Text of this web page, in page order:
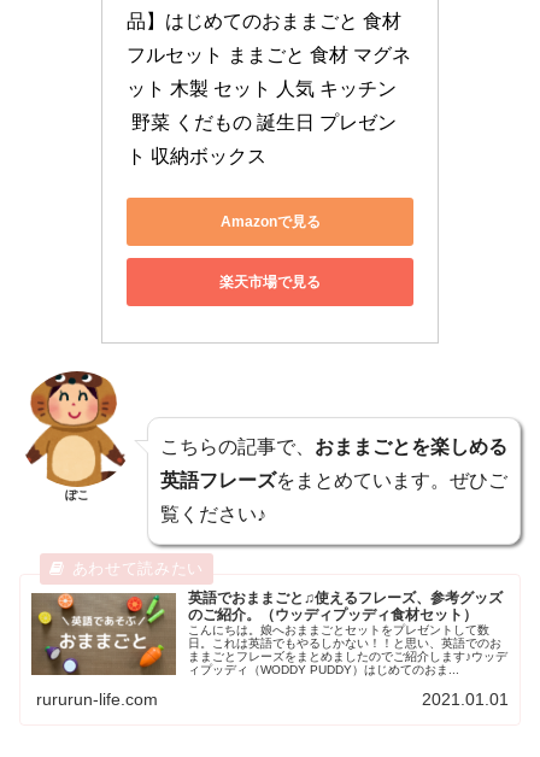
品】はじめてのおままごと 食材
フルセット ままごと 食材 マグネ
ット 木製 セット 人気 キッチン
野菜 くだもの 誕生日 プレゼン
ト 収納ボックス
Amazonで見る
楽天市場で見る
ぽこ
こちらの記事で、 おままごとを楽しめる
英語フレーズをまとめています。ぜひご
覧ください♪
英語でおままごと♫使えるフレーズ、参考グッズ
のご紹介。（ウッディプッディ食材セット）
こんにちは。娘へおままごとセットをプレゼントして数
日。これは英語でもやるしかない！！と思い、英語でのお
ままごとフレーズをまとめましたのでご紹介します♪ウッデ
ィプッディ（WODDY PUDDY）はじめてのおま...
rururun-life.com 2021.01.01